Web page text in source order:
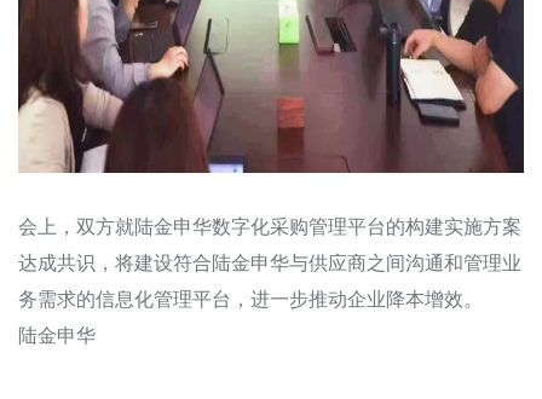
会上，双方就陆金申华数字化采购管理平台的构建实施方案
达成共识，将建设符合陆金申华与供应商之间沟通和管理业
务需求的信息化管理平台，进一步推动企业降本增效。
陆金申华